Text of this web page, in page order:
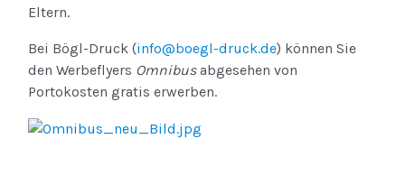
Eltern.
Bei Bögl-Druck (info@boegl-druck.de) können Sie
den Werbeflyers Omnibusabgesehen von
Portokosten gratis erwerben.